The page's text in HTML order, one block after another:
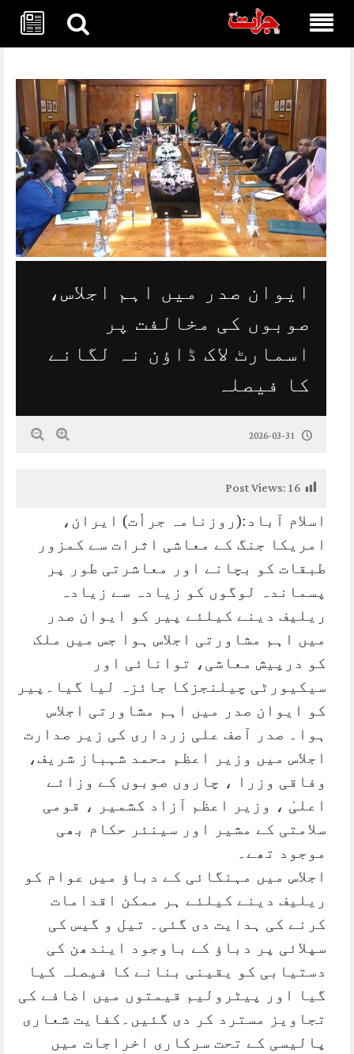
ایوان صدر میں اہم اجلاس،
صوبوں کی مخالفت پر
اسمارٹ لاک ڈاؤن نہ لگانے
کا فیصلہ
2026-03-31
Post Views:16
اسلام آباد:(روزنامہ جرأت) ایران،
امریکا جنگ کے معاشی اثرات سے کمزور
طبقات کو بچانے اور معاشرتی طور پر
پسماندہ لوگوں کو زیادہ سے زیادہ
ریلیف دینے کیلئے پیر کو ایوان صدر
میں اہم مشاورتی اجلاس ہوا جس میں ملک
کو درپیش معاشی، توانائی اور
سیکیورٹی چیلنجزکا جائزہ لیا گیا۔پیر
کو ایوان صدر میں اہم مشاورتی اجلاس
ہوا۔ صدر آصف علی زرداری کی زیر صدارت
اجلاس میں وزیر اعظم محمد شہباز شریف،
وفاقی وزرا ، چاروں صوبوں کے وزائے
اعلیٰ ، وزیر اعظم آزاد کشمیر ، قومی
سلامتی کے مشیر اور سینئر حکام بھی
موجود تھے۔
اجلاس میں مہنگائی کے دباؤ میں عوام کو
ریلیف دینے کیلئے ہر ممکن اقدامات
کرنے کی ہدایت دی گئی۔ تیل و گیس کی
سپلائی پر دباؤ کے باوجود ایندھن کی
دستیابی کو یقینی بنانے کا فیصلہ کیا
گیا اور پیٹرولیم قیمتوں میں اضافے کی
تجاویز مسترد کر دی گئیں۔کفایت شعاری
پالیسی کے تحت سرکاری اخراجات میں